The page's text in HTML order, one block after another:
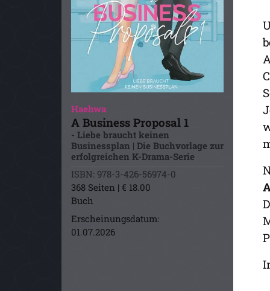
Haehwa
A Business Proposal 1
- Liebe braucht keinen
Businessplan | Die Buchvorlage zur
erfolgreichen K-Drama-Serie
ISBN: 978-3-426-56974-0
368 Seiten | € 18.00
Buch
Erscheinungsdatum:
01.07.2026